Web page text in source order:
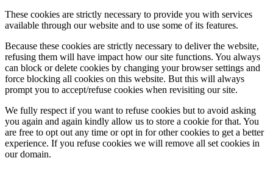
These cookies are strictly necessary to provide you with services
available through our website and to use some of its features.
Because these cookies are strictly necessary to deliver the website,
refusing them will have impact how our site functions. You always
can block or delete cookies by changing your browser settings and
force blocking all cookies on this website. But this will always
prompt you to accept/refuse cookies when revisiting our site.
We fully respect if you want to refuse cookies but to avoid asking
you again and again kindly allow us to store a cookie for that. You
are free to opt out any time or opt in for other cookies to get a better
experience. If you refuse cookies we will remove all set cookies in
our domain.